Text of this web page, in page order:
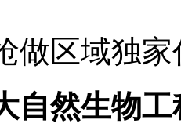
做区域独
自然生物